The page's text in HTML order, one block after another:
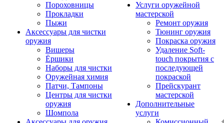
Пороховницы
Прокладки
Пыжи
Аксессуары для чистки
оружия
Вишеры
Ёршики
Наборы для чистки
Оружейная химия
Патчи, Тампоны
Центры для чистки
оружия
Шомпола
Услуги оружейной
мастерской
Ремонт оружия
Тюнинг оружия
Покраска оружия
Удаление Soft-
touch покрытия с
последующей
покраской
Прейскурант
мастерской
Дополнительные
услуги